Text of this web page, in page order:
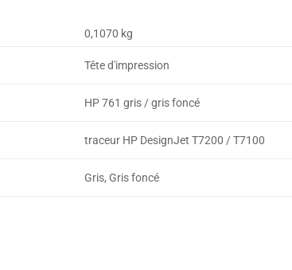
0,1070 kg
Tête d'impression
HP 761 gris / gris foncé
traceur HP DesignJet T7200 / T7100
Gris, Gris foncé